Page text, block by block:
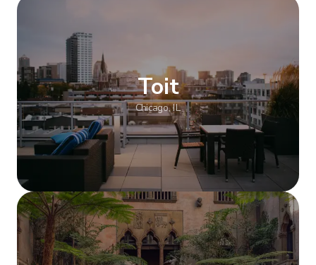
Toit
Chicago, IL
Afficher plus